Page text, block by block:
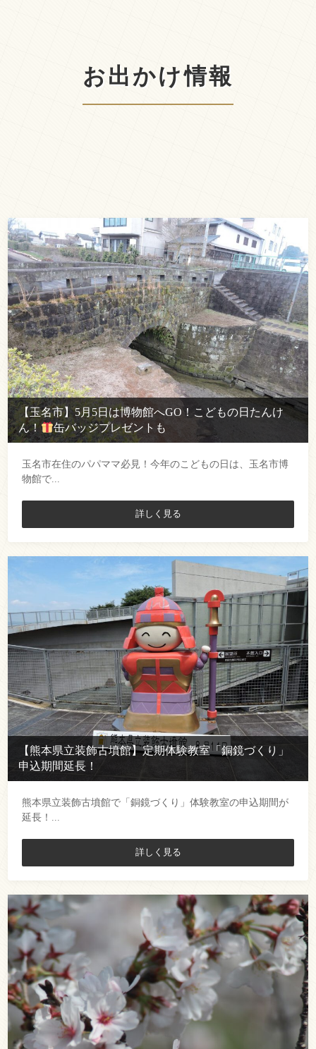
お出かけ情報
【玉名市】5月5日は博物館へGO！こどもの日たんけ
ん！
缶バッジプレゼントも
玉名市在住のパパママ必見！今年のこどもの日は、玉名市博
物館で...
詳しく見る
【熊本県立装飾古墳館】定期体験教室「銅鏡づくり」
申込期間延長！
熊本県立装飾古墳館で「銅鏡づくり」体験教室の申込期間が
延長！...
詳しく見る